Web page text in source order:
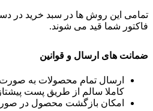
تمامی این روش ها در سبد خرید در
فاکتور شما قید می شوند.
ضمانت های ارسال و قوانین
ارسال تمام محصولات به
کاملا سالم از طریق پست پیشتاز
امکان بازگشت محصول در